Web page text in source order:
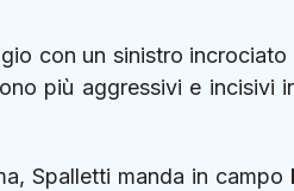
con un sinistro
più aggressivi e incisivi
Spalletti manda in campo